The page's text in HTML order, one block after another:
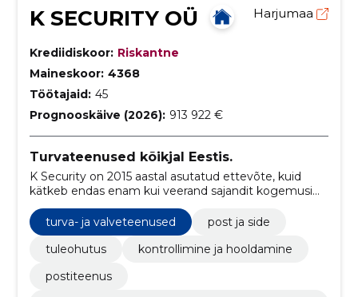
K SECURITY OÜ Harjumaa
Krediidiskoor: Riskantne
Maineskoor: 4368
Töötajaid: 45
Prognooskäive (2026): 913 922 €
Turvateenused kõikjal Eestis.
K Security on 2015 aastal asutatud ettevõte, kuid
kätkeb endas enam kui veerand sajandit kogemusi
Eesti turvaturul.
turva- ja valveteenused
post ja side
tuleohutus
kontrollimine ja hooldamine
postiteenus